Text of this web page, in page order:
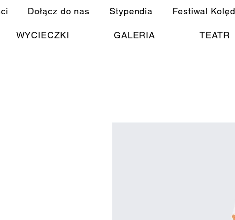
Dołącz do nas Stypendia Festiwal Kolęd
WYCIECZKI GALERIA TEATR